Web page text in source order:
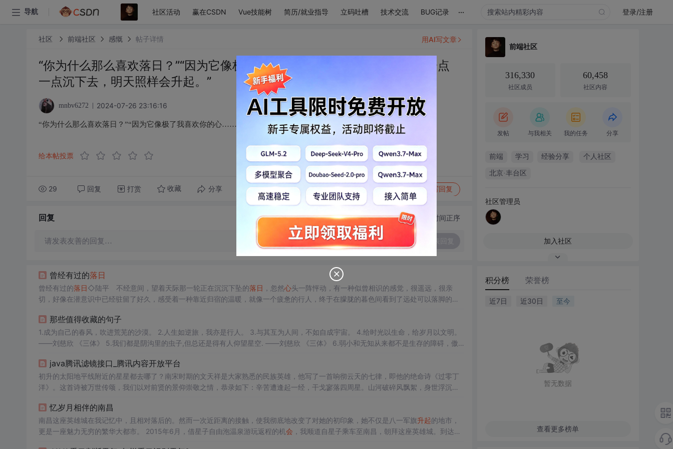
导航 社区活动 赢在CSDN Vue技能树 简历/就业指导 立码吐槽 技术交流 BUG记录 ... 登录/注册
社区 前端社区 感慨 帖子详情
“你为什么那么喜欢落日？”“因为它像极了我喜欢你的心……”“嗯？”“就算会一点
一点沉下去，明天照样会升起。”
mnbv6272 2024-07-26 23:16:16
“你为什么那么喜欢落日？”“因为它像极了我喜欢你的心……”“嗯？”“就算会一点一点沉下去，明天照样会升起。”
给本帖投票
29 回复 打赏 收藏 分享 转发到动态 举报 写回复
用AI写文章
回复 切换为时间正序
请发表友善的回复…
曾经有过的落日
曾经有过的落日◇陆平 不经意间，望着天际那一轮正在沉沉下坠的落日 ，忽然心头一阵怦动，有一种似曾相识的感觉，很遥远，很亲
切，好像在潜意识中已经驻留了好久，感受着一种靠近归宿的温暖，就像一个疲惫的行人，终于在朦胧的暮色间看到了远处可以落脚的村
中确实有过那样的一刻，扶着把
那些值得收藏的句子
1.成为自己的春风，吹进荒芜的沙漠。 2.人生如逆旅，我亦是行人。 3.与其互为人间，不如自成宇宙。 4.给时光以生命，给岁月以文明。
——刘慈欣 《三体》 5.我们都是阴沟里的虫子,但总还是得有人仰望星空. ——刘慈欣 《三体》 6.弱小和无知从来都不是生存的障碍，傲
java腾讯滤镜接口_腾讯内容开放平台
初升的太阳地平线附近的星星都去哪了？南宋时期的文天祥是大家熟悉的民族英雄，他写了一首响彻云天的七律，即他的绝命诗《过零丁
洋》。这首诗被万世传颂，我们以对前贤的景仰崇敬之情，恭录如下：辛苦遭逢起一经，干戈寥落四周星。山河破碎风飘絮，身世浮沉雨
寥无几，犹如四周地平线上的恒星一般稀少...
忆岁月相伴的南昌
南昌这座英雄城在我记忆中，且相对落后的。然而一次近距离的接触，使我彻底地改变了对她的初印象，她不仅是八一军旗升起的地市，
更是一座魅力无穷的繁华大都市。 2015年6月，借星子自由泡温泉游玩返程的机会 ，我顺道自星子乘车至南昌，朝拜这座英雄城。到达南
前端社区
316,330
社区成员
60,458
社区内容
发帖 与我相关 我的任务 分享
前端 学习 经验分享 个人社区
北京·丰台区
社区管理员
加入社区
积分榜 荣誉榜
近7日 近30日 至今
暂无数据
查看更多榜单